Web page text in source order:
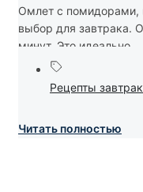
Омлет с помидорами,
выбор для завтрака.
минут. Это идеально...
Рецепты
Читать полностью